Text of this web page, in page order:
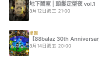
地下鬧室 | 頭髮定型夜 vol.1
8月12日週三 21:00
樂團
【88balaz 30th
8月14日週五 20:00